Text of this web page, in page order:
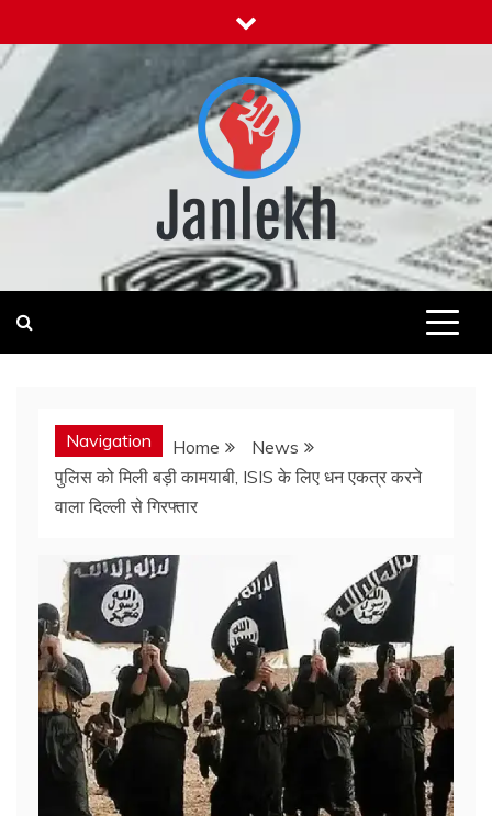
to
content
News for Public
Navigation Home
News
पुलिस को मिली बड़ी कामयाबी, ISIS के लिए धन एकत्र करने
वाला दिल्ली से गिरफ्तार